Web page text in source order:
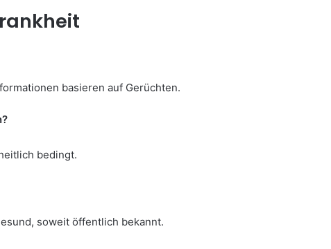
basieren auf Gerüchten.
bedingt.
soweit öffentlich bekannt.